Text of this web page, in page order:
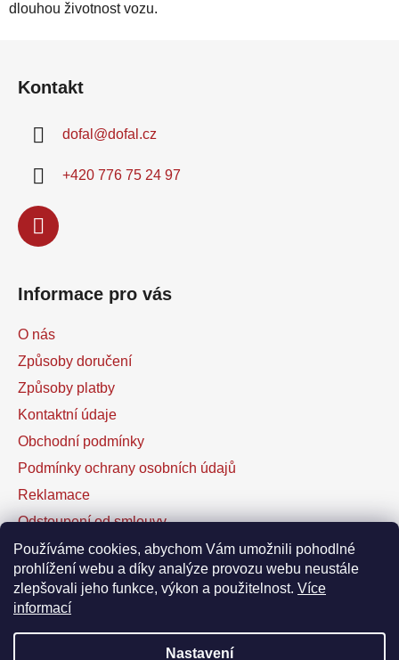
Používáme cookies, abychom Vám umožnili pohodlné
prohlížení webu a díky analýze provozu webu neustále
zlepšovali jeho funkce, výkon a použitelnost. Více
informací
Nastavení
dlouhou životnost vozu.
Kontakt
dofal @dofal.cz
+420 776 75 24 97
Informace pro vás
O nás
Způsoby doručení
Způsoby platby
Kontaktní údaje
Obchodní podmínky
Podmínky ochrany osobních údajů
Reklamace
Odstoupení od smlouvy
Kontaktní formulář
Facebook